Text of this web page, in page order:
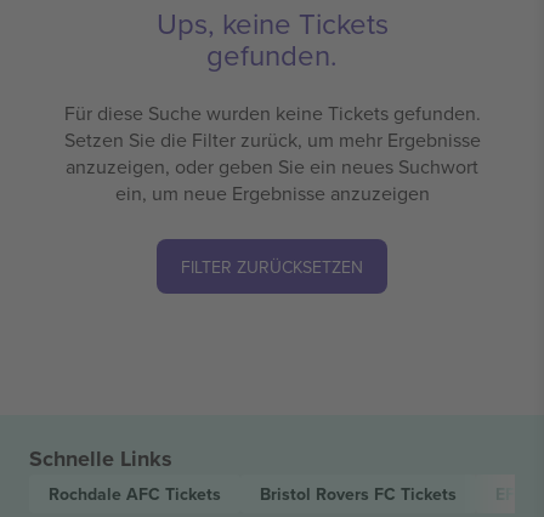
Ups, keine Tickets
gefunden.
Für diese Suche wurden keine Tickets gefunden.
Setzen Sie die Filter zurück, um mehr Ergebnisse
anzuzeigen, oder geben Sie ein neues Suchwort
ein, um neue Ergebnisse anzuzeigen
FILTER ZURÜCKSETZEN
Schnelle Links
Rochdale AFC Tickets Bristol Rovers FC Tickets